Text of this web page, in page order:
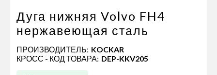
Оснащение прицепов
Автономное отопление и
кондиционировани
Стяжные ремни и тросы
Дуга нижняя Volvo FH4 ​​
нержавеющая сталь
ПРОИЗВОДИТЕЛЬ: KOCKAR
КРОСС - КОД ТОВАРА: DEP-KKV205